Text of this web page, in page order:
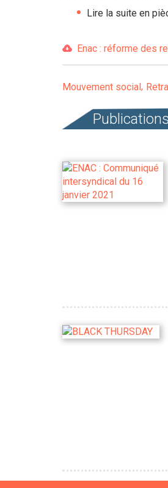
Lire la suite en
Enac : réforme des
Mouvement social